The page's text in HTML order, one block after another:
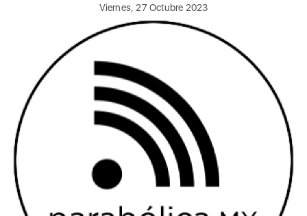
Viernes, 27 Octubre 2023